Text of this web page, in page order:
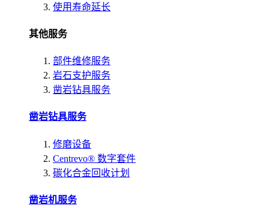
使用寿命延长
其他服务
部件维修服务
岩石支护服务
凿岩钻具服务
凿岩钻具服务
修磨设备
Centrevo® 数字套件
碳化合金回收计划
凿岩机服务